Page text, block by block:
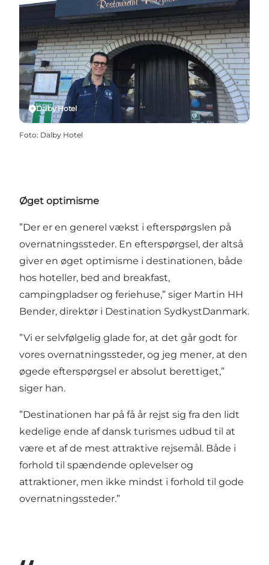
Dalby Hotel
Foto: Dalby Hotel
Øget optimisme
”Der er en generel vækst i efterspørgslen på
overnatningssteder. En efterspørgsel, der altså
giver en øget optimisme i destinationen, både
hos hoteller, bed and breakfast,
campingpladser og feriehuse,” siger Martin HH
Bender, direktør i Destination SydkystDanmark.
”Vi er selvfølgelig glade for, at det går godt for
vores overnatningssteder, og jeg mener, at den
øgede efterspørgsel er absolut berettiget,”
siger han.
”Destinationen har på få år rejst sig fra den lidt
kedelige ende af dansk turismes udbud til at
være et af de mest attraktive rejsemål. Både i
forhold til spændende oplevelser og
attraktioner, men ikke mindst i forhold til gode
overnatningssteder.”